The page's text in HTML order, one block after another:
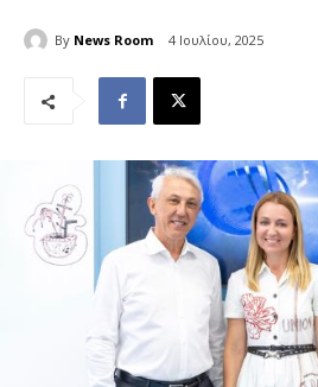
By News Room 4 Ιουλίου, 2025